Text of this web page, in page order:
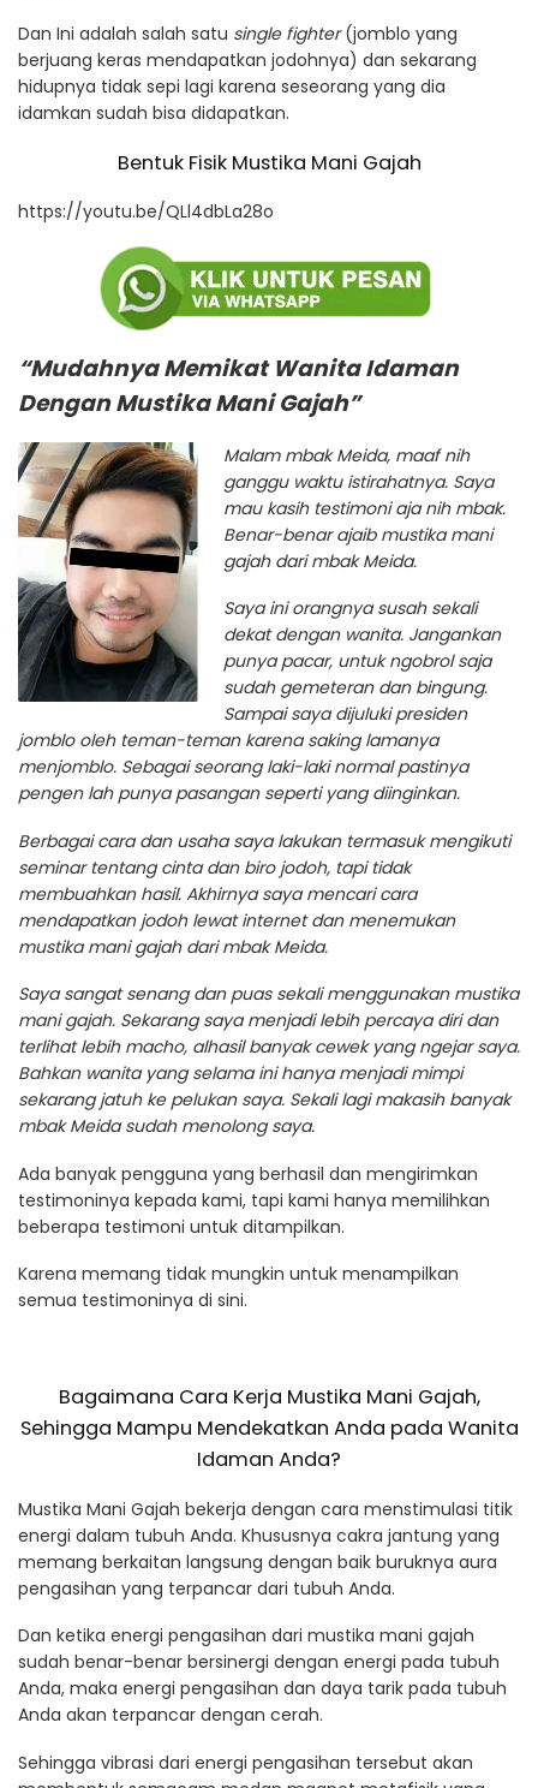
Dan Ini adalah salah satu single fighter(jomblo yang
berjuang keras mendapatkan jodohnya) dan sekarang
hidupnya tidak sepi lagi karena seseorang yang dia
idamkan sudah bisa didapatkan.
Bentuk Fisik Mustika Mani Gajah
https://youtu.be/QLl4dbLa28o
“Mudahnya Memikat Wanita Idaman
Dengan Mustika Mani Gajah”
Malam mbak Meida, maaf nih
ganggu waktu istirahatnya. Saya
mau kasih testimoni aja nih mbak.
Benar-benar ajaib mustika mani
gajah dari mbak Meida.
Saya ini orangnya susah sekali
dekat dengan wanita. Jangankan
punya pacar, untuk ngobrol saja
sudah gemeteran dan bingung.
Sampai saya dijuluki presiden
jomblo oleh teman-teman karena saking lamanya
menjomblo. Sebagai seorang laki-laki normal pastinya
pengen lah punya pasangan seperti yang diinginkan.
Berbagai cara dan usaha saya lakukan termasuk mengikuti
seminar tentang cinta dan biro jodoh, tapi tidak
membuahkan hasil. Akhirnya saya mencari cara
mendapatkan jodoh lewat internet dan menemukan
mustika mani gajah dari mbak Meida.
Saya sangat senang dan puas sekali menggunakan mustika
mani gajah. Sekarang saya menjadi lebih percaya diri dan
terlihat lebih macho, alhasil banyak cewek yang ngejar saya.
Bahkan wanita yang selama ini hanya menjadi mimpi
sekarang jatuh ke pelukan saya. Sekali lagi makasih banyak
mbak Meida sudah menolong saya.
Ada banyak pengguna yang berhasil dan mengirimkan
testimoninya kepada kami, tapi kami hanya memilihkan
beberapa testimoni untuk ditampilkan.
Karena memang tidak mungkin untuk menampilkan
semua testimoninya di sini.
Bagaimana Cara Kerja Mustika Mani Gajah,
Sehingga Mampu Mendekatkan Anda pada Wanita
Idaman Anda?
Mustika Mani Gajah bekerja dengan cara menstimulasi titik
energi dalam tubuh Anda. Khususnya cakra jantung yang
memang berkaitan langsung dengan baik buruknya aura
pengasihan yang terpancar dari tubuh Anda.
Dan ketika energi pengasihan dari mustika mani gajah
sudah benar-benar bersinergi dengan energi pada tubuh
Anda, maka energi pengasihan dan daya tarik pada tubuh
Anda akan terpancar dengan cerah.
Sehingga vibrasi dari energi pengasihan tersebut akan